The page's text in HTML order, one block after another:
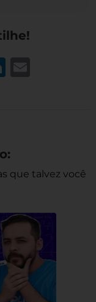
LinkedIn
que talvez você